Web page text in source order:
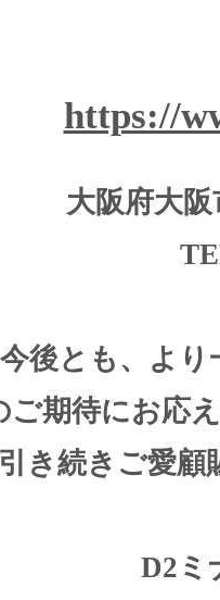
https://
大阪府大
今後とも、より
ご期待にお応
き続きご愛
D2ミ